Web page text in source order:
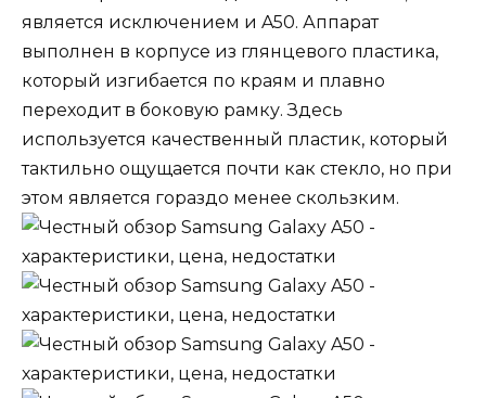
является исключением и A50. Аппарат
выполнен в корпусе из глянцевого пластика,
который изгибается по краям и плавно
переходит в боковую рамку. Здесь
используется качественный пластик, который
тактильно ощущается почти как стекло, но при
этом является гораздо менее скользким.